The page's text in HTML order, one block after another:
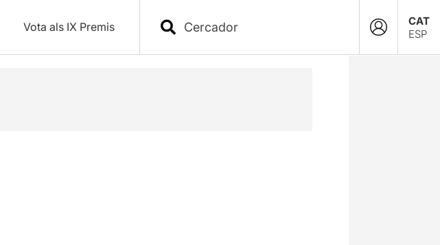
Vota als IX Premis
CAT
ESP